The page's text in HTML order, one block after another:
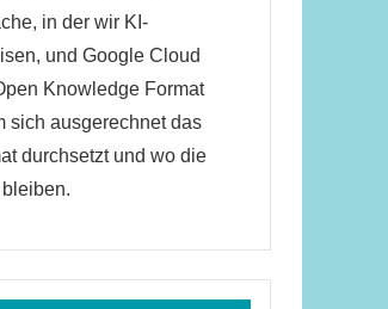
in der wir KI-
und Google Cloud
Knowledge Format
sich ausgerechnet das
durchsetzt und wo die